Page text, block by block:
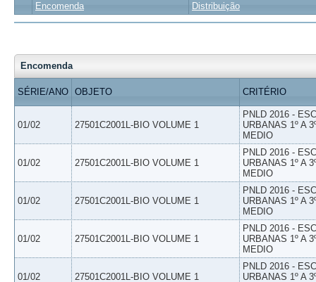
Encomenda Distribuição
Encomenda
SÉRIE/ANO OBJETO CRITÉRIO
01/02 27501C2001L-BIO VOLUME 1
PNLD 2016 -
URBANAS 1º A
MEDIO
01/02 27501C2001L-BIO VOLUME 1
PNLD 2016 -
URBANAS 1º A
MEDIO
01/02 27501C2001L-BIO VOLUME 1
PNLD 2016 -
URBANAS 1º A
MEDIO
01/02 27501C2001L-BIO VOLUME 1
PNLD 2016 -
URBANAS 1º A
MEDIO
01/02 27501C2001L-BIO VOLUME 1
PNLD 2016 -
URBANAS 1º A